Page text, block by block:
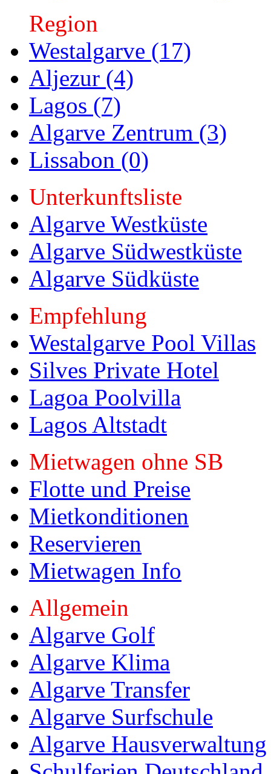
Region
Westalgarve (17)
Aljezur (4)
Lagos (7)
Algarve Zentrum (3)
Lissabon (0)
Unterkunftsliste
Algarve Westküste
Algarve Südwestküste
Algarve Südküste
Empfehlung
Westalgarve Pool Villas
Silves Private Hotel
Lagoa Poolvilla
Lagos Altstadt
Mietwagen ohne SB
Flotte und Preise
Mietkonditionen
Reservieren
Mietwagen Info
Allgemein
Algarve Golf
Algarve Klima
Algarve Transfer
Algarve Surfschule
Algarve Hausverwaltung